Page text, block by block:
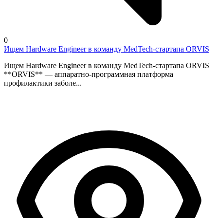
0
Ищем Hardware Engineer в команду MedTech-стартапа ORVIS
Ищем Hardware Engineer в команду MedTech-стартапа ORVIS
**ORVIS** — аппаратно-программная платформа
профилактики заболе...